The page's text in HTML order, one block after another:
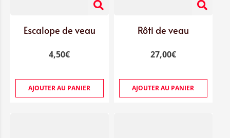
Escalope de veau
4,50€
AJOUTER AU PANIER
Rôti de veau
27,00€
AJOUTER AU PANIER